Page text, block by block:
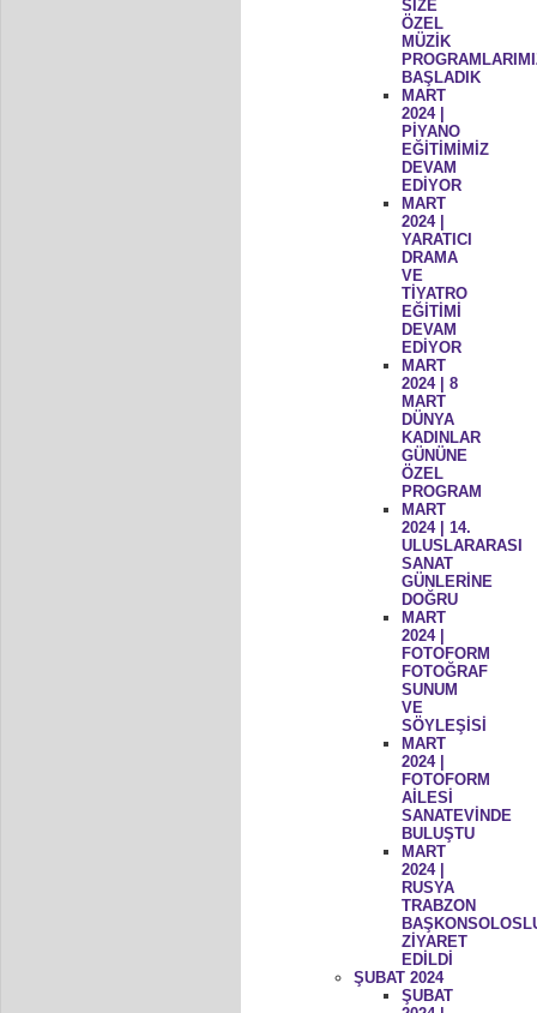
SİZE
ÖZEL
MÜZİK
BAŞLADIK
MART
2024 |
PİYANO
EĞİTİMİMİZ
DEVAM
EDİYOR
MART
2024 |
YARATICI
DRAMA
VE
TİYATRO
EĞİTİMİ
DEVAM
EDİYOR
MART
2024 | 8
MART
DÜNYA
KADINLAR
GÜNÜNE
ÖZEL
PROGRAM
MART
2024 | 14.
ULUSLARARASI
SANAT
GÜNLERİNE
DOĞRU
MART
2024 |
FOTOFORM
FOTOĞRAF
SUNUM
VE
SÖYLEŞİSİ
MART
2024 |
FOTOFORM
AİLESİ
SANATEVİNDE
BULUŞTU
MART
2024 |
RUSYA
TRABZON
ZİYARET
EDİLDİ
ŞUBAT 2024
ŞUBAT